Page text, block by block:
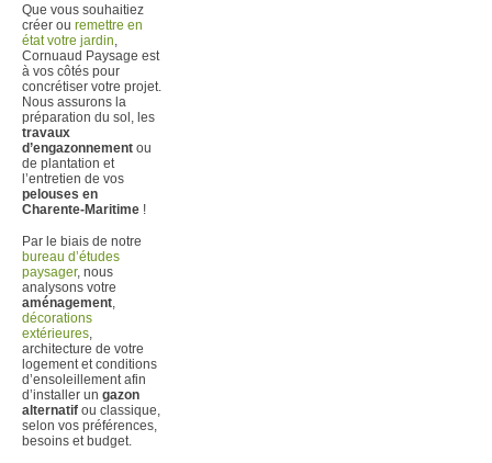
Que vous souhaitiez
créer ou remettre en
état votre jardin,
Cornuaud Paysage est
à vos côtés pour
concrétiser votre projet.
Nous assurons la
préparation du sol, les
travaux
d’engazonnement ou
de plantation et
l’entretien de vos
pelouses en
Charente-Maritime !
Par le biais de notre
bureau d’études
paysager, nous
analysons votre
aménagement,
décorations
extérieures,
architecture de votre
logement et conditions
d’ensoleillement afin
d’installer un gazon
alternatif ou classique,
selon vos préférences,
besoins et budget.